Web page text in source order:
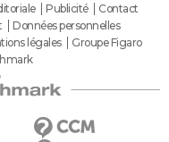
Publicité
Contact
Données personnelles
légales
Groupe Figaro